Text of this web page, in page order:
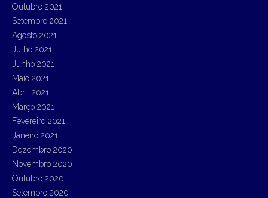
Outubro 2021
Setembro 2021
Agosto 2021
Julho 2021
Junho 2021
Maio 2021
Abril 2021
Março 2021
Fevereiro 2021
Janeiro 2021
Dezembro 2020
Novembro 2020
Outubro 2020
Setembro 2020